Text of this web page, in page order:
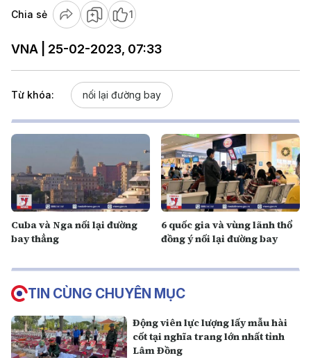
Chia sẻ 1
VNA | 25-02-2023, 07:33
Từ khóa: nối lại đường bay
Cuba và Nga nối lại đường
bay thẳng
6 quốc gia và vùng lãnh thổ
đồng ý nối lại đường bay
TIN CÙNG CHUYÊN MỤC
Động viên lực lượng lấy mẫu hài
cốt tại nghĩa trang lớn nhất tỉnh
Lâm Đồng